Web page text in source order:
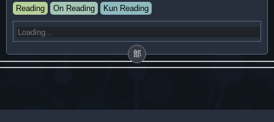
Reading
On Reading Kun Reading
部